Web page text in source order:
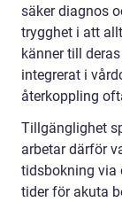
säker diagnos
trygghet i att
känner till
integrerat i
återkoppling
Tillgänglighet
arbetar därför
tidsbokning via
tider för akuta